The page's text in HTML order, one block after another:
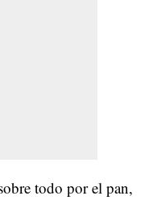
todo por el pan,